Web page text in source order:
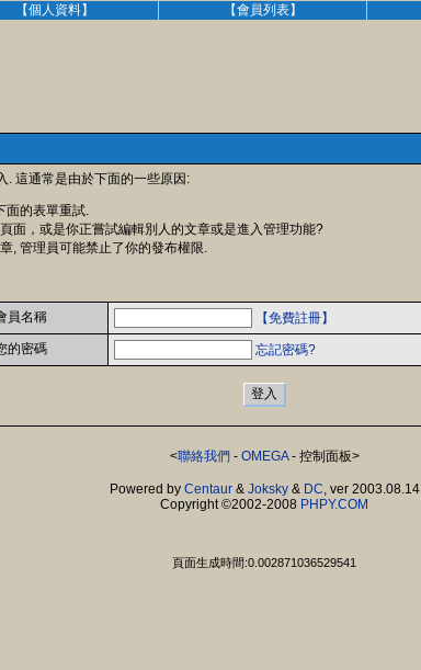
【個人資料】 【會員列表】
. 這通常是由於下面的一些原因:
面的表單重試.
面，或是你正嘗試編輯別人的文章或是進入管理功能?
, 管理員可能禁止了你的發布權限.
員名稱
【免費註冊】
的密碼
忘記密碼?
<聯絡我們 - OMEGA- 控制面板>
Powered by Centaur& Joksky& DC, ver 2003.08.14
Copyright ©2002-2008 PHPY.COM
頁面生成時間:0.002871036529541